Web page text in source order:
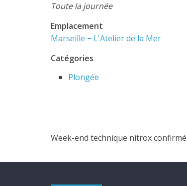
Toute la journée
Emplacement
Marseille − L'Atelier de la Mer
Catégories
Plongée
Week-end technique nitrox